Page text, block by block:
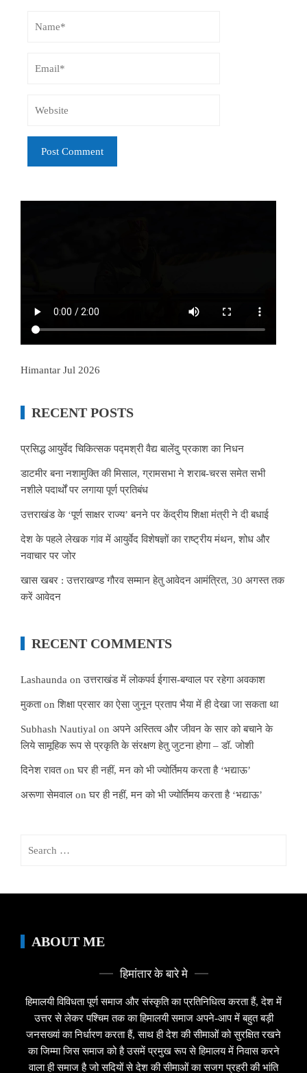
Himantar Jul 2026
RECENT POSTS
प्रसिद्ध आयुर्वेद चिकित्सक पद्मश्री वैद्य बालेंदु प्रकाश का निधन
डाटमीर बना नशामुक्ति की मिसाल, ग्रामसभा ने शराब-चरस समेत सभी
नशीले पदार्थों पर लगाया पूर्ण प्रतिबंध
उत्तराखंड के ‘पूर्ण साक्षर राज्य’ बनने पर केंद्रीय शिक्षा मंत्री ने दी बधाई
देश के पहले लेखक गांव में आयुर्वेद विशेषज्ञों का राष्ट्रीय मंथन, शोध और
नवाचार पर जोर
खास खबर : उत्तराखण्ड गौरव सम्मान हेतु आवेदन आमंत्रित, 30 अगस्त तक
करें आवेदन
RECENT COMMENTS
Lashaunda onउत्तराखंड में लोकपर्व ईगास-बग्वाल पर रहेगा अवकाश
मुकताonशिक्षा प्रसार का ऐसा जुनून प्रताप भैया में ही देखा जा सकता था
Subhash Nautiyal on अपने अस्तित्व और जीवन के सार को बचाने के
लिये सामूहिक रूप से प्रकृति के संरक्षण हेतु जुटना होगा – डॉ. जोशी
दिनेश रावतonघर ही नहीं, मन को भी ज्योर्तिमय करता है ‘भद्याऊ’
अरूणा सेमवाल onघर ही नहीं, मन को भी ज्योर्तिमय करता है ‘भद्याऊ’
ABOUT ME
हिमांतार के बारे मे
हिमालयी विविधता पूर्ण समाज और संस्कृति का प्रतिनिधित्व करता हैं, देश में
उत्तर से लेकर पश्चिम तक का हिमालयी समाज अपने-आप में बहुत बड़ी
जनसख्यां का निर्धारण करता हैं, साथ ही देश की सीमाओं को सुरक्षित रखने
का जिम्मा जिस समाज को है उसमें प्रमुख रूप से हिमालय में निवास करने
वाला ही समाज है जो सदियों से देश की सीमाओं का सजग प्रहरी की भांति